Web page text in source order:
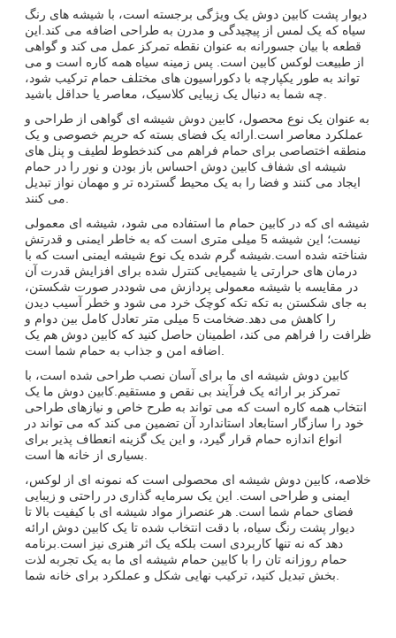
دیوار پشت کابین دوش یک ویژگی برجسته است، با شیشه های رنگ
سیاه که یک لمس از پیچیدگی و مدرن به طراحی اضافه می کند.این
قطعه با بیان جسورانه به عنوان نقطه تمرکز عمل می کند و گواهی
از طبیعت لوکس کابین است. پس زمینه سیاه همه کاره است و می
تواند به طور یکپارچه با دکوراسیون های مختلف حمام ترکیب شود،
به عنوان یک نوع محصول، کابین دوش شیشه ای گواهی از طراحی و
عملکرد معاصر است.ارائه یک فضای بسته که حریم خصوصی و یک
منطقه اختصاصی برای حمام فراهم می کندخطوط لطیف و پنل های
شیشه ای شفاف کابین دوش احساس باز بودن و نور را در حمام
ایجاد می کنند و فضا را به یک محیط گسترده تر و مهمان نواز تبدیل
شیشه ای که در کابین حمام ما استفاده می شود، شیشه ای معمولی
نیست؛ این شیشه 5 میلی متری است که به خاطر ایمنی و قدرتش
شناخته شده است.شیشه گرم شده یک نوع شیشه ایمنی است که با
درمان های حرارتی یا شیمیایی کنترل شده برای افزایش قدرت آن
در مقایسه با شیشه معمولی پردازش می شوددر صورت شکستن،
به جای شکستن به تکه تکه کوچک خرد می شود و خطر آسیب دیدن
را کاهش می دهد.ضخامت 5 میلی متر تعادل کامل بین دوام و
ظرافت را فراهم می کند، اطمینان حاصل کنید که کابین دوش هم یک
کابین دوش شیشه ای ما برای آسان نصب طراحی شده است، با
تمرکز بر ارائه یک فرآیند بی نقص و مستقیم.کابین دوش ما یک
انتخاب همه کاره است که می تواند به طرح خاص و نیازهای طراحی
خود را سازگار استابعاد استاندارد آن تضمین می کند که می تواند در
انواع اندازه حمام قرار گیرد، و این یک گزینه انعطاف پذیر برای
خلاصه، کابین دوش شیشه ای محصولی است که نمونه ای از لوکس،
ایمنی و طراحی است. این یک سرمایه گذاری در راحتی و زیبایی
فضای حمام شما است. هر عنصراز مواد شیشه ای با کیفیت بالا تا
دیوار پشت رنگ سیاه، با دقت انتخاب شده تا یک کابین دوش ارائه
دهد که نه تنها کاربردی است بلکه یک اثر هنری نیز است.برنامه
حمام روزانه تان را با کابین حمام شیشه ای ما به یک تجربه لذت